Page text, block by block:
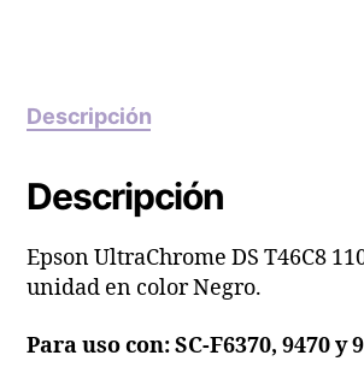
Descripción
Descripción
Epson UltraChrome DS T46C8
unidad en color Negro.
Para uso con: SC-F6370, 9470 y